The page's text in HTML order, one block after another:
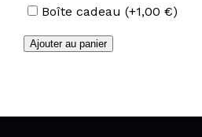
Options
Boîte cadeau (+1,00 €)
quantité
gris
Ajouter au panier